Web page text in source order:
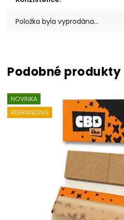
Položka byla vyprodána…
NOVINKA
REBRANDING